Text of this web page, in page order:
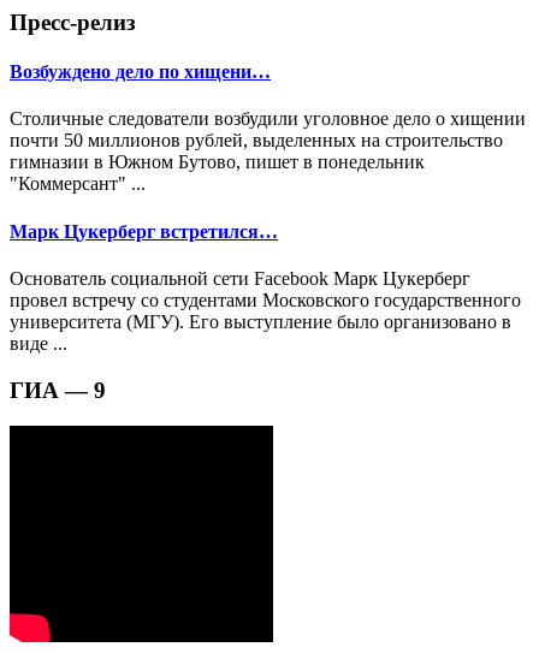
Пресс-релиз
Возбуждено дело по хищени…
Столичные следователи возбудили уголовное дело о хищении
почти 50 миллионов рублей, выделенных на строительство
гимназии в Южном Бутово, пишет в понедельник
"Коммерсант" ...
Марк Цукерберг встретился…
Основатель социальной сети Facebook Марк Цукерберг
провел встречу со студентами Московского государственного
университета (МГУ). Его выступление было организовано в
виде ...
ГИА — 9